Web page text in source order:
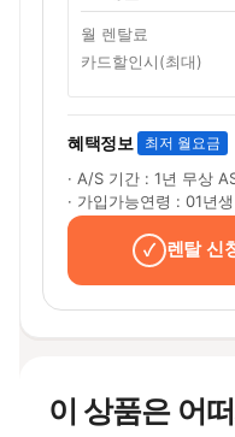
월 렌탈료
카드할인시(최대)
혜택정보 최저 월요금
· A/S 기간 : 1년 무상
· 가입가능연령 : 01년
렌탈 신
이 상품은 어